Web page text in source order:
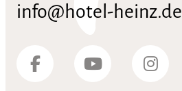
info@hotel-heinz.de